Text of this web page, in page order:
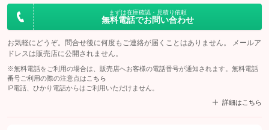
まずは在庫確認・見積り依頼
無料電話でお問い合わせ
お気軽にどうぞ。問合せ後に何度もご連絡が届くことはありません。 メールア
ドレスは販売店に公開されません。
※無料電話をご利用の場合は、販売店へお客様の電話番号が通知されます。無料電話
番号ご利用の際の注意点は こちら
IP電話、ひかり電話からはご利用いただけません。
詳細はこちら